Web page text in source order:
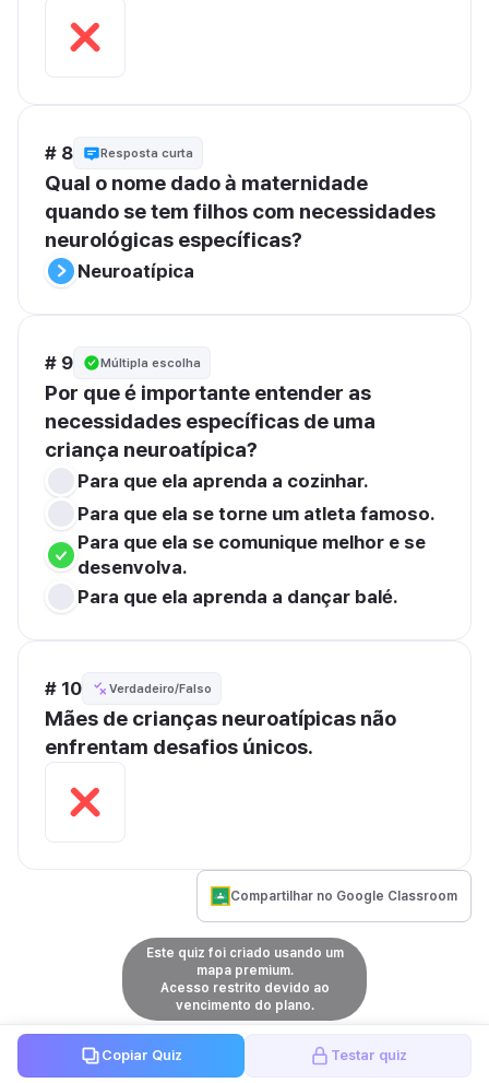
# 8 Resposta curta
Qual o nome dado à maternidade
quando se tem filhos com necessidades
neurológicas específicas?
Neuroatípica
# 9 Múltipla escolha
Por que é importante entender as
necessidades específicas de uma
criança neuroatípica?
Para que ela aprenda a cozinhar.
Para que ela se torne um atleta famoso.
Para que ela se comunique melhor e se
desenvolva.
Para que ela aprenda a dançar balé.
# 10 Verdadeiro/Falso
Mães de crianças neuroatípicas não
enfrentam desafios únicos.
Compartilhar no Google Classroom
Este quiz foi criado usando um
mapa premium.
Acesso restrito devido ao
vencimento do plano.
Copiar Quiz Testar quiz